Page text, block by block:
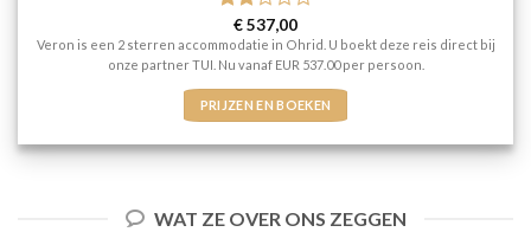
Gewaardeerd
2uit
5
€537,00
Veron is een 2 sterren accommodatie in Ohrid. U boekt deze reis direct bij
onze partner TUI. Nu vanaf EUR 537.00 per persoon.
PRIJZEN EN BOEKEN
WAT ZE OVER ONS ZEGGEN